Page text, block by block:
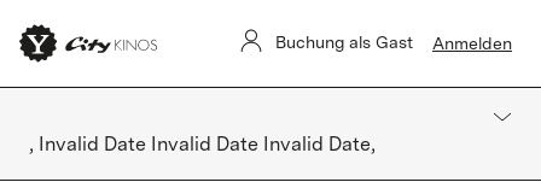
Buchung als Gast Anmelden
, Invalid Date Invalid Date Invalid Date,